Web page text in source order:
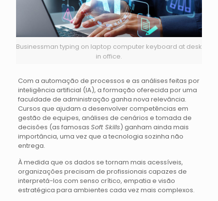
Businessman typing on laptop computer keyboard at desk
in office.
Com a automação de processos e as análises feitas por
inteligência artificial (IA), a formação oferecida por uma
faculdade de administração ganha nova relevância.
Cursos que ajudam a desenvolver competências em
gestão de equipes, análises de cenários e tomada de
decisões (as famosas Soft Skills) ganham ainda mais
importância, uma vez que a tecnologia sozinha não
entrega.
À medida que os dados se tornam mais acessíveis,
organizações precisam de profissionais capazes de
interpretá-los com senso crítico, empatia e visão
estratégica para ambientes cada vez mais complexos.